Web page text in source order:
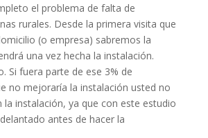
el problema de falta de
rurales. Desde la primera visita que
(o empresa) sabremos la
una vez hecha la instalación.
Si fuera parte de ese 3% de
no mejoraría la instalación usted no
la instalación, ya que con este estudio
antes de hacer la